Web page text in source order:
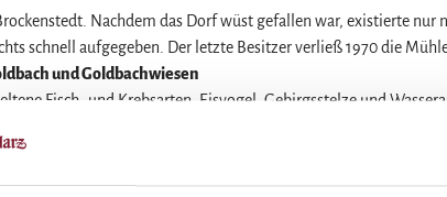
Nachdem das Dorf wüst gefallen war, existierte
schnell aufgegeben. Der letzte Besitzer verließ 1970 die
und Goldbachwiesen
Fisch -und Krebsarten. Eisvogel, Gebirgsstelze und
sehr umfangreichen Schwarzpappeln.
Bauwerk der Halberstadt - Blankenburger Eisenbahn.